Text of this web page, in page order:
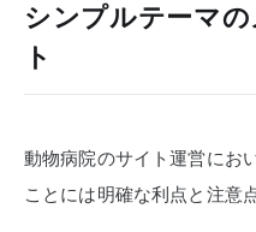
シンプルテーマ
ト
動物病院のサイト運営にお
ことには明確な利点と注意